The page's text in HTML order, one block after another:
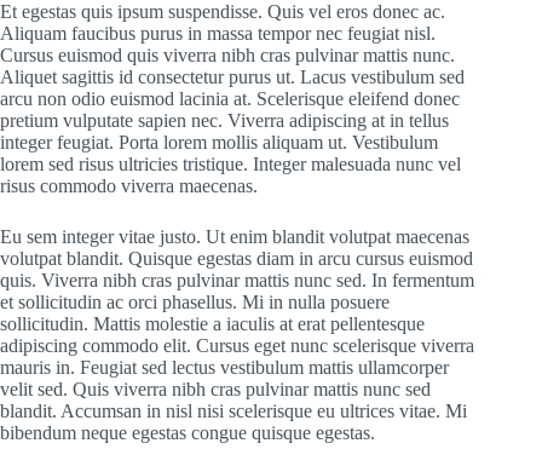
Et egestas quis ipsum suspendisse. Quis vel eros donec ac.
Aliquam faucibus purus in massa tempor nec feugiat nisl.
Cursus euismod quis viverra nibh cras pulvinar mattis nunc.
Aliquet sagittis id consectetur purus ut. Lacus vestibulum sed
arcu non odio euismod lacinia at. Scelerisque eleifend donec
pretium vulputate sapien nec. Viverra adipiscing at in tellus
integer feugiat. Porta lorem mollis aliquam ut. Vestibulum
lorem sed risus ultricies tristique. Integer malesuada nunc vel
risus commodo viverra maecenas.
Eu sem integer vitae justo. Ut enim blandit volutpat maecenas
volutpat blandit. Quisque egestas diam in arcu cursus euismod
quis. Viverra nibh cras pulvinar mattis nunc sed. In fermentum
et sollicitudin ac orci phasellus. Mi in nulla posuere
sollicitudin. Mattis molestie a iaculis at erat pellentesque
adipiscing commodo elit. Cursus eget nunc scelerisque viverra
mauris in. Feugiat sed lectus vestibulum mattis ullamcorper
velit sed. Quis viverra nibh cras pulvinar mattis nunc sed
blandit. Accumsan in nisl nisi scelerisque eu ultrices vitae. Mi
bibendum neque egestas congue quisque egestas.